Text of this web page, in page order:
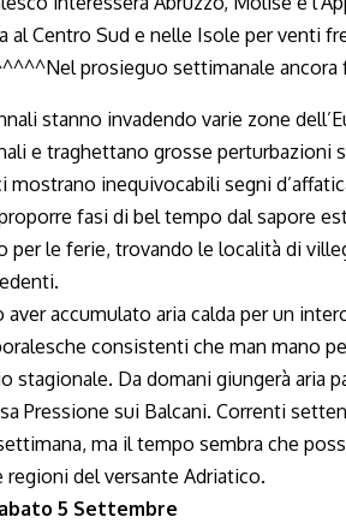
stanno invadendo varie zone
e traghettano grosse perturbazioni
mostrano inequivocabili segni
fasi di bel tempo dal sapore
per le ferie, trovando le località di
aver accumulato aria calda per un
consistenti che man mano
stagionale. Da domani giungerà aria
Pressione sui Balcani. Correnti
ma il tempo sembra che
regioni del versante Adriatico.
5 Settembre